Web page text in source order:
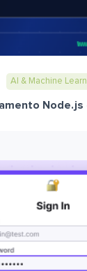
AI & Machine
Node.js